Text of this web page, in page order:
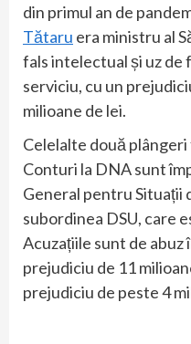
din primul an de
Tătaru era ministru al
fals intelectual și uz de
serviciu, cu un
milioane de lei.
Celelalte două
Conturi la DNA sunt
General pentru Situații
subordinea DSU, care
Acuzațiile sunt de abuz
prejudiciu de 11
prejudiciu de peste 4